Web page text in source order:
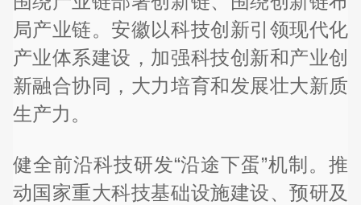
局产业链。安徽以科技创新引领现代化
产业体系建设，加强科技创新和产业创
新融合协同，大力培育和发展壮大新质
生产力。
健全前沿科技研发“沿途下蛋”机制。推
动国家重大科技基础设施建设、预研及